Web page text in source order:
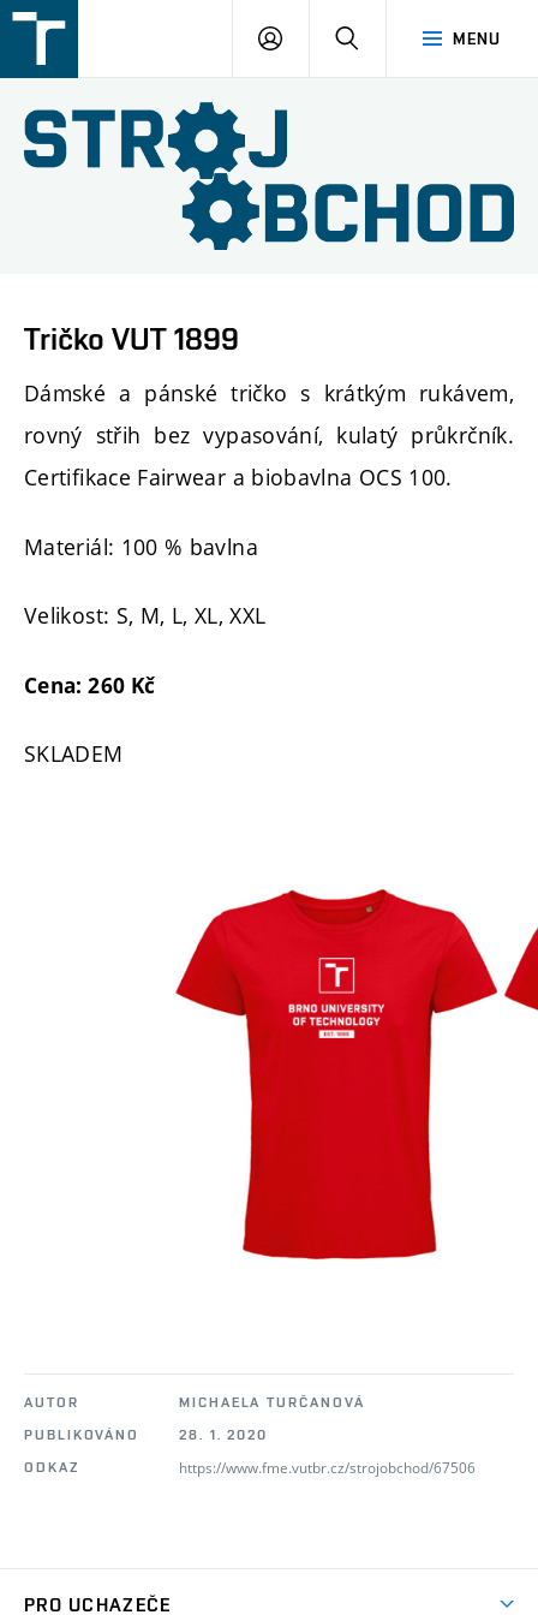
v
Brně
MENU
PŘIHLÁŠENÍ
Tričko VUT 1899
Dámské a pánské tričko s krátkým rukávem,
rovný střih bez vypasování, kulatý průkrčník.
Certifikace Fairwear a biobavlna OCS 100.
Materiál: 100 % bavlna
Velikost: S, M, L, XL, XXL
Cena: 260 Kč
SKLADEM
AUTOR
MICHAELA TURČANOVÁ
PUBLIKOVÁNO
28. 1. 2020
ODKAZ
https://www.fme.vutbr.cz/strojobchod/67506
PRO UCHAZEČE